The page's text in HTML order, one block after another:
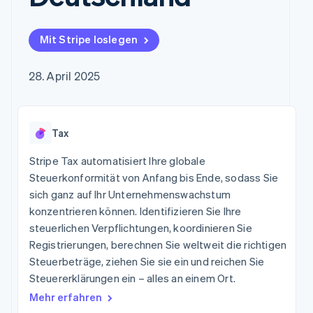
125
Terminal
Zahlungen vor Ort
Boost
Autorisierungsraten
Beschleunigter
Financial
Connections
Verbundene
Finanzdaten
Data Pipeline
Product roadmap
Ausblick
Radar
Geldmanagement
SaaS
Bewirtung, Reisen und
Freizeit
Versicherungen
Medien und
Unterhaltung
Gemeinnützige
Organisationen
Fachdienstleistungen
Öffentlicher Sektor
Einzelhandel
Marktplatz auf
Abonnementverwaltung
Karten ausgeben: So
Diensten mit Agenten
Ressourcen
App-Integrationen
Code-Beispiele
Entwickler-Blog
API-Status
Stripe Sessions
Karriere
kontaktieren
Partner werden
Mit Stripe loslegen
28. April 2025
Tax
Stripe Tax automatisiert Ihre globale
Steuerkonformität von Anfang bis Ende, sodass Sie
sich ganz auf Ihr Unternehmenswachstum
konzentrieren können. Identifizieren Sie Ihre
steuerlichen Verpflichtungen, koordinieren Sie
Registrierungen, berechnen Sie weltweit die richtigen
Steuerbeträge, ziehen Sie sie ein und reichen Sie
Steuererklärungen ein – alles an einem Ort.
Mehr erfahren